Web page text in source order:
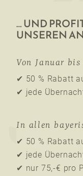
… UND
UNSEREN
Von Januar
✔ 50 % Rabatt
✔ jede
In allen
✔ 50 % Rabatt
✔ jede
✔ nur 75,-€ pro